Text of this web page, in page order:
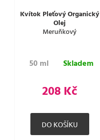
Kvítok Pleťový Organický
Olej
Meruňkový
50 ml Skladem
208 Kč